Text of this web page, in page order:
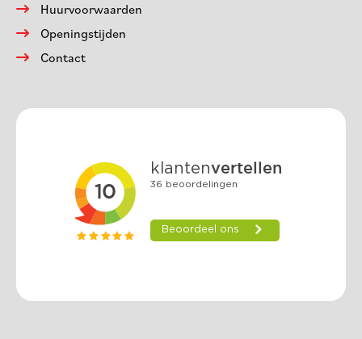
Huurvoorwaarden
Openingstijden
Contact